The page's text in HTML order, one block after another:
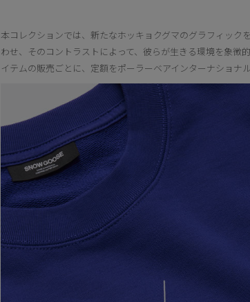
本コレクションでは、新たなホッキョクグマのグラフィック
わせ、そのコントラストによって、彼らが生きる環境を象徴
イテムの販売ごとに、定額をポーラーベアインターナショナ